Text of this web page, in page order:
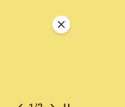
关闭特別通告